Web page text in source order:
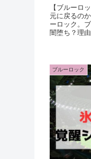
【ブルーロ
元に戻るの
ーロック。
闇堕ち？理
神錬介が気
ブルーロック